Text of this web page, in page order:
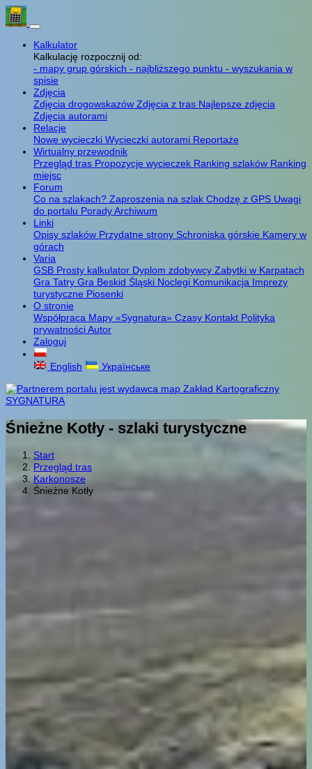
Kalkulator
Kalkulację rozpocznij od:
- mapy grup górskich - najbliższego punktu - wyszukania w
spisie
Zdjęcia
Zdjęcia drogowskazów Zdjęcia z tras Najlepsze zdjęcia
Zdjęcia autorami
Relacje
Nowe wycieczki Wycieczki autorami Reportaże
Wirtualny przewodnik
Przegląd tras Propozycje wycieczek Ranking szlaków Ranking
miejsc
Forum
Co na szlakach? Zaproszenia na szlak Chodzę z GPS Uwagi
do portalu PoradyArchiwum
Linki
Opisy szlaków Przydatne strony Schroniska górskie Kamery w
górach
Varia
GSB Prosty kalkulator Dyplom zdobywcy Zabytki w Karpatach
Gra Tatry Gra Beskid Śląski Noclegi Komunikacja Imprezy
turystyczne Piosenki
O stronie
Współpraca Mapy «Sygnatura» Czasy Kontakt Polityka
prywatnościAutor
Zaloguj
English Українське
Śnieżne Kotły - szlaki turystyczne
Start
Przegląd tras
Karkonosze
Śnieżne Kotły